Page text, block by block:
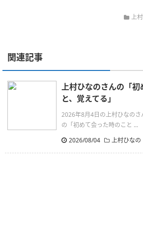
上
関連記事
上村ひなのさんの「初
と、覚えてる」
2026年8月4日の上村ひなの
の「初めて会った時のこと ...
2026/08/04
上村ひなの